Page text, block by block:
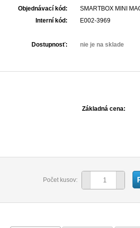
Objednávací kód:
SMARTBOX MINI
Interní kód:
E002-3969
Dostupnosť: nie je na sklade
Základná cena:
Počet kusov: